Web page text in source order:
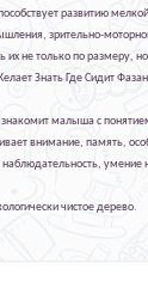
развитию
зрительно-
их не только по размеру,
Знать Где Сидит
малыша с
внимание, память,
умение
чистое дерево.